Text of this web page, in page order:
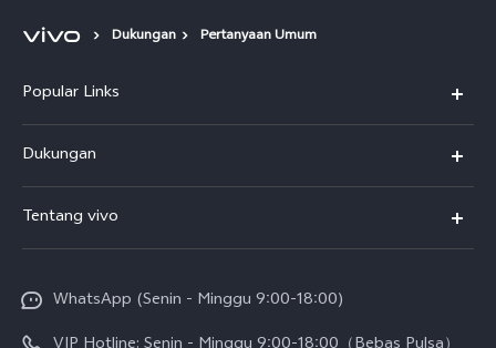
Dukungan Pertanyaan Umum
Popular Links
T5
T5 Pro
V70
Dukungan
Service Center
Funtouch OS
Pembaruan Sistem
Tentang vivo
SejarahWhatsApp (Senin - Minggu 9:00-18:00)